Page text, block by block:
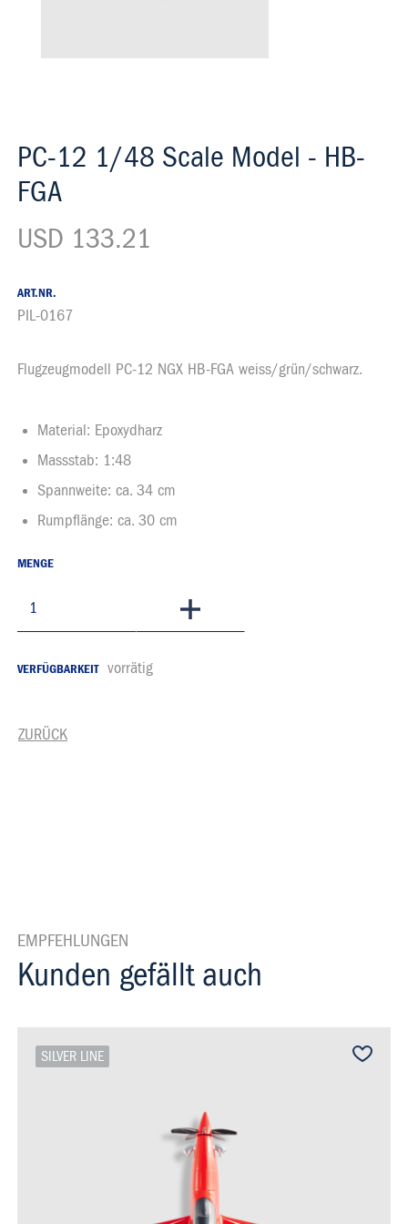
PC-12 1/48 Scale Model - HB-
FGA
USD 133.21
ART.NR.
PIL-0167
Beschrieb
Flugzeugmodell PC-12 NGX HB-FGA weiss/grün/schwarz.
Material: Epoxydharz
Massstab: 1:48
Spannweite: ca. 34 cm
Rumpflänge: ca. 30 cm
MENGE
VERFÜGBARKEIT vorrätig
ZURÜCK
EMPFEHLUNGEN
Kunden gefällt auch
SILVER LINE